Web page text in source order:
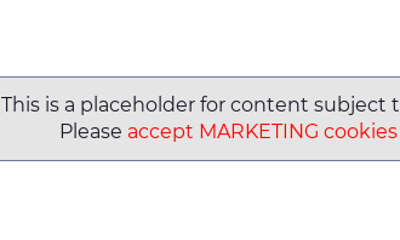
This is a placeholder for content subject
Please accept MARKETING cookies